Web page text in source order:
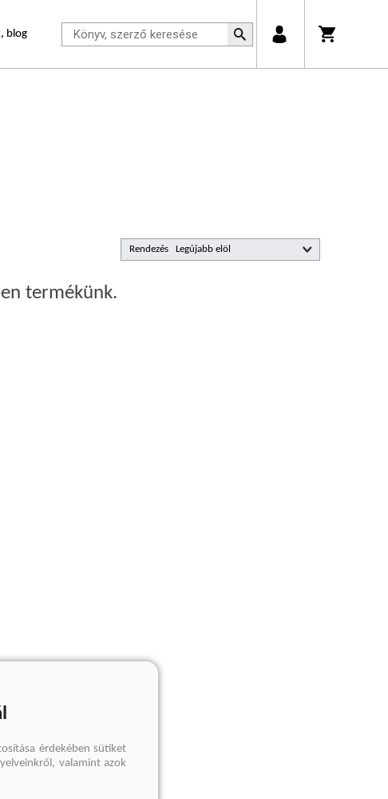
blog
Rendezés
termékünk.
érdekében sütiket
valamint azok